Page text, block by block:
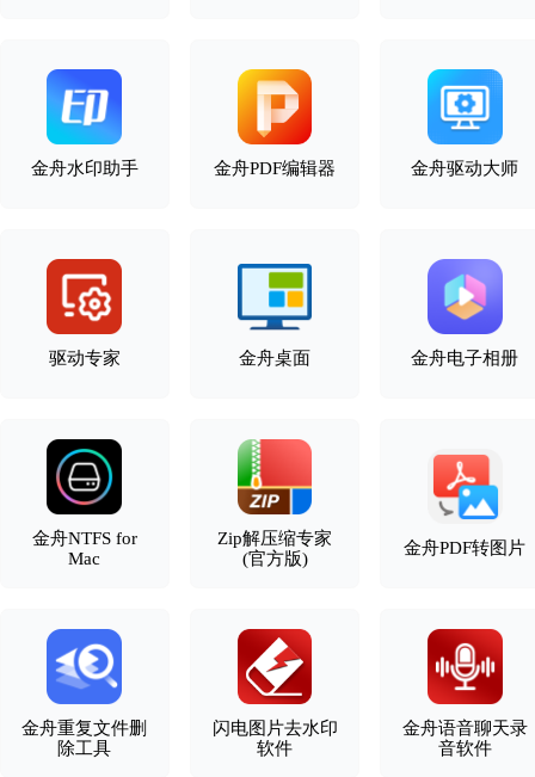
金舟水印助手 金舟PDF编辑器 金舟驱动大师
驱动专家 金舟桌面 金舟电子相册
金舟NTFS for
Mac
Zip解压缩专家
(官方版)
金舟PDF转图片
金舟重复文件删
除工具
闪电图片去水印
软件
金舟语音聊天录
音软件